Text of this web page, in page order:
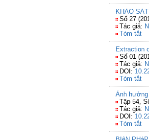
KHẢO
Số 27
Tác giả:
Tóm tắt
Extraction
Số 01
Tác giả:
DOI:
Tóm tắt
Ảnh hưởng
Tập 54,
Tác giả:
DOI:
Tóm tắt